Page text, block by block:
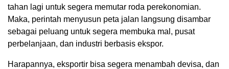
tahan lagi untuk segera memutar roda perekonomian.
Maka, perintah menyusun peta jalan langsung disambar
sebagai peluang untuk segera membuka mal, pusat
perbelanjaan, dan industri berbasis ekspor.
Harapannya, eksportir bisa segera menambah devisa, dan